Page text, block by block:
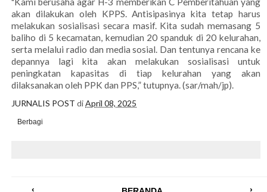
akan dilakukan oleh KPPS. Antisipasinya kita tetap harus
melakukan sosialisasi secara masif. Kita sudah memasang 5
baliho di 5 kecamatan, kemudian 20 spanduk di 20 kelurahan,
serta melalui radio dan media sosial. Dan tentunya rencana ke
depannya lagi kita akan melakukan sosialisasi untuk
peningkatan kapasitas di tiap kelurahan yang akan
dilaksanakan oleh PPK dan PPS,” tutupnya. (sar/mah/jp).
JURNALIS POST diApril 08, 2025
Berbagi
‹ ›